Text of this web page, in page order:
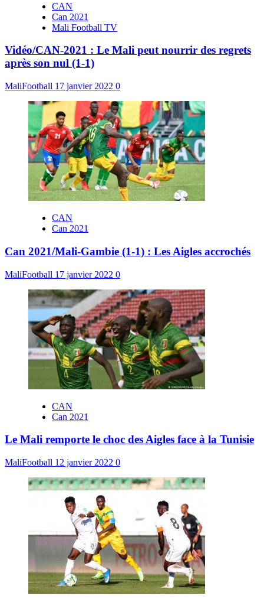
CAN
Can 2021
Mali Football TV
Vidéo/CAN-2021 : Le Mali peut nourrir des regrets
après son nul (1-1)
MaliFootball 17 janvier 2022 0
CAN
Can 2021
Can 2021/Mali-Gambie (1-1) : Les Aigles accrochés
MaliFootball 17 janvier 2022 0
CAN
Can 2021
Le Mali remporte le choc des Aigles face à la Tunisie
MaliFootball 12 janvier 2022 0